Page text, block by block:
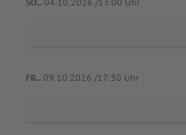
FR.. 09.10.2026 /17:30 Uhr